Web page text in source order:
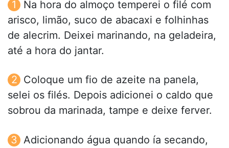
Na hora do almoço temperei o filé com
arisco, limão, suco de abacaxi e folhinhas
de alecrim. Deixei marinando, na geladeira,
até a hora do jantar.
Coloque um fio de azeite na panela,
selei os filés. Depois adicionei o caldo que
sobrou da marinada, tampe e deixe ferver.
Adicionando água quando ía secando,